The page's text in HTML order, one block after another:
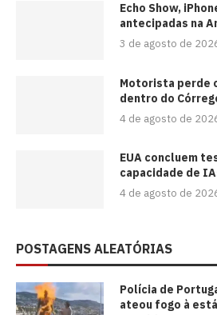
Echo Show,
antecipadas na
3 de agosto de
Motorista perde
dentro do
4 de agosto de
EUA concluem
capacidade de
4 de agosto de
POSTAGENS ALEATÓRIAS
Polícia de
ateou fogo à